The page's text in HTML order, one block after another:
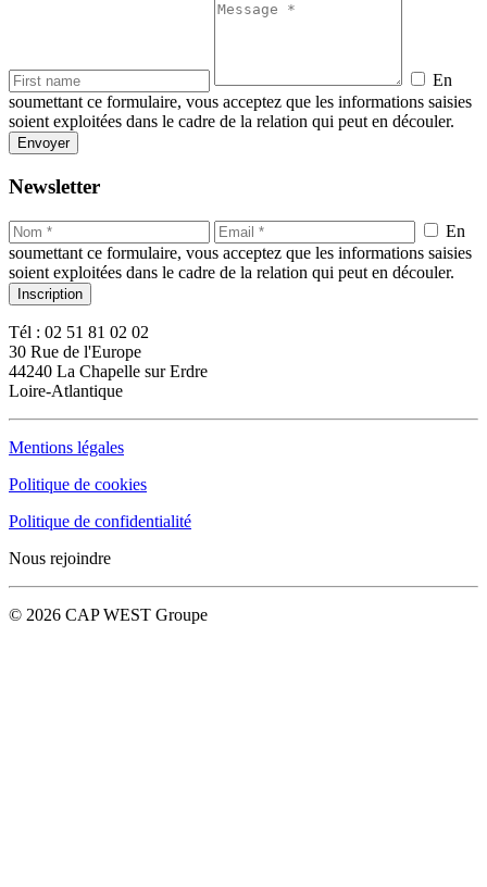
En
soumettant ce formulaire, vous acceptez que les informations saisies
soient exploitées dans le cadre de la relation qui peut en découler.
Newsletter
En
soumettant ce formulaire, vous acceptez que les informations saisies
soient exploitées dans le cadre de la relation qui peut en découler.
Tél : 02 51 81 02 02
30 Rue de l'Europe
44240 La Chapelle sur Erdre
Loire-Atlantique
Mentions légales
Politique de cookies
Politique de confidentialité
Nous rejoindre
© 2026 CAP WEST Groupe